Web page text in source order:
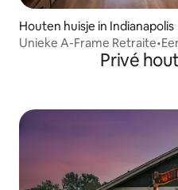
Houten huisje in Indianapolis
Unieke A-Frame
Privé